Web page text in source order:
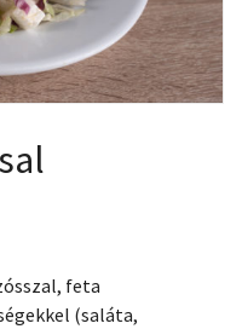
feta
(saláta,